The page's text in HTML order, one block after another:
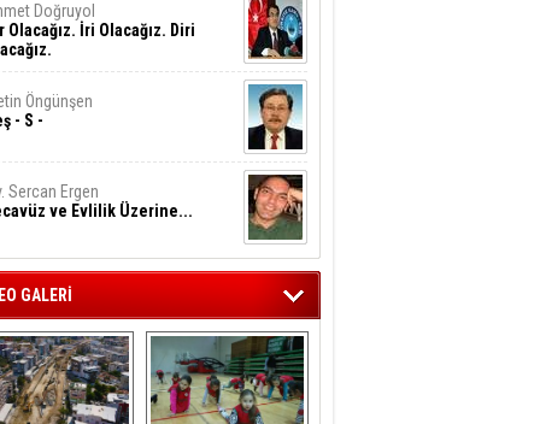
Doğruyol
Olacağız. İri Olacağız. Diri
Öngünşen
- S -
Sercan Ergen
ve Evlilik Üzerine...
GALERİ